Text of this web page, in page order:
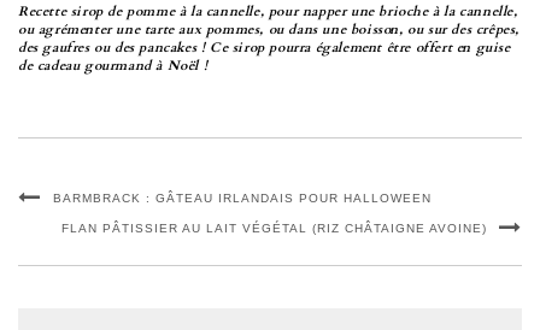
Recette sirop de pomme à la cannelle, pour napper une brioche à la cannelle,
ou agrémenter une tarte aux pommes, ou dans une boisson, ou sur des crêpes,
des gaufres ou des pancakes ! Ce sirop pourra également être offert en guise
de cadeau gourmand à Noël !
BARMBRACK : GÂTEAU IRLANDAIS POUR HALLOWEEN
FLAN PÂTISSIER AU LAIT VÉGÉTAL (RIZ CHÂTAIGNE AVOINE)